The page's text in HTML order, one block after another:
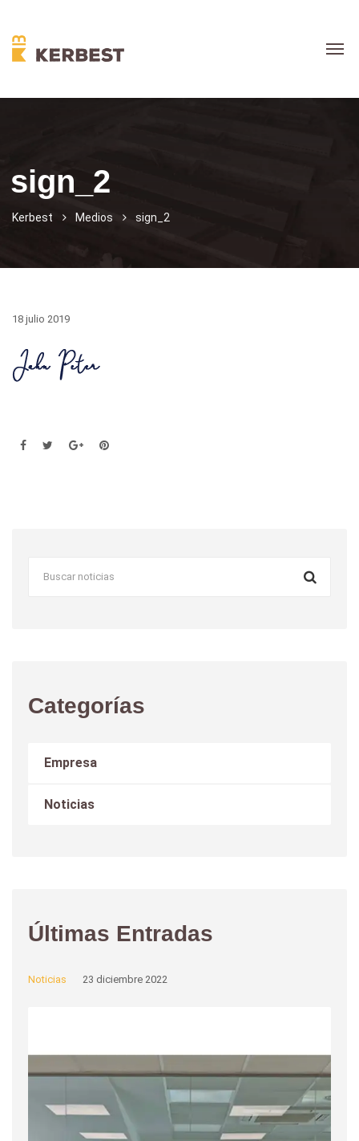
sign_2
Kerbest Medios sign_2
18 julio 2019
Categorías
Empresa
Noticias
Últimas Entradas
Noticias 23 diciembre 2022